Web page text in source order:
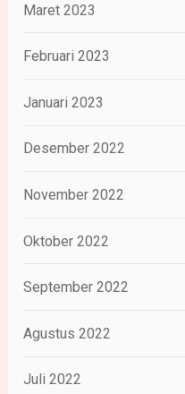
Maret 2023
Februari 2023
Januari 2023
Desember 2022
November 2022
Oktober 2022
September 2022
Agustus 2022
Juli 2022